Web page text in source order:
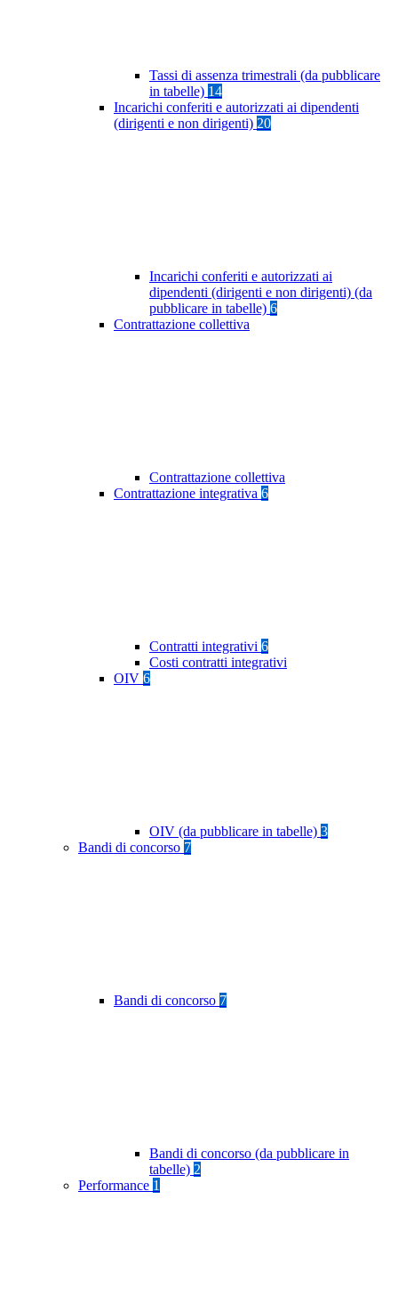
Tassi di assenza trimestrali (da pubblicare
in tabelle) 14
Incarichi conferiti e autorizzati ai dipendenti
(dirigenti e non dirigenti) 20
Incarichi conferiti e autorizzati ai
dipendenti (dirigenti e non dirigenti) (da
pubblicare in tabelle) 6
Contrattazione collettiva
Contrattazione collettiva
Contrattazione integrativa 6
Contratti integrativi 6
Costi contratti integrativi
OIV 6
OIV (da pubblicare in tabelle) 3
Bandi di concorso 7
Bandi di concorso 7
Bandi di concorso (da pubblicare in
tabelle) 2
Performance 1